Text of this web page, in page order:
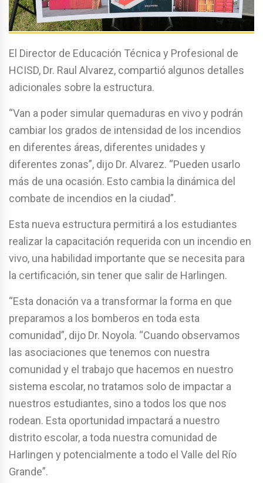
El Director de Educación Técnica y Profesional de
HCISD, Dr. Raul Alvarez, compartió algunos detalles
adicionales sobre la estructura.
“Van a poder simular quemaduras en vivo y podrán
cambiar los grados de intensidad de los incendios
en diferentes áreas, diferentes unidades y
diferentes zonas”, dijo Dr. Alvarez. “Pueden usarlo
más de una ocasión. Esto cambia la dinámica del
combate de incendios en la ciudad”.
Esta nueva estructura permitirá a los estudiantes
realizar la capacitación requerida con un incendio en
vivo, una habilidad importante que se necesita para
la certificación, sin tener que salir de Harlingen.
“Esta donación va a transformar la forma en que
preparamos a los bomberos en toda esta
comunidad”, dijo Dr. Noyola. “Cuando observamos
las asociaciones que tenemos con nuestra
comunidad y el trabajo que hacemos en nuestro
sistema escolar, no tratamos solo de impactar a
nuestros estudiantes, sino a todos los que nos
rodean. Esta oportunidad impactará a nuestro
distrito escolar, a toda nuestra comunidad de
Harlingen y potencialmente a todo el Valle del Río
Grande”.